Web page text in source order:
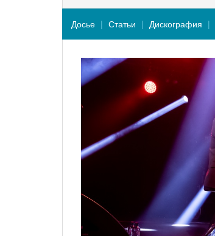
Досье Статьи Дискография